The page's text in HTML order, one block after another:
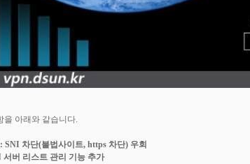
을 아래와 같습니다.
SNI 차단(불법사이트, https 차단) 우회
서버 리스트 관리 기능 추가